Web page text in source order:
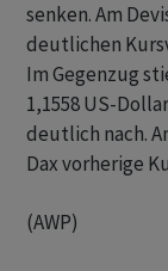
senken. Am
deutlichen
Im Gegenzug
1,1558 US-
deutlich nach.
Dax vorherige
(AWP)